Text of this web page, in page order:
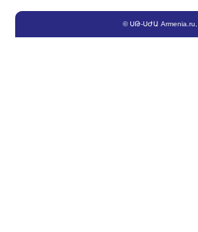
©ՍԹ-ՍԺԱ Armenia.ru